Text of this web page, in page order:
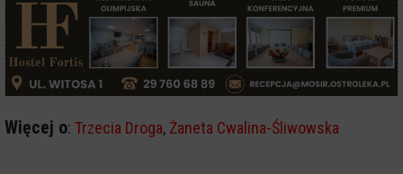
Więcej o: Trzecia Droga, Żaneta Cwalina-Śliwowska